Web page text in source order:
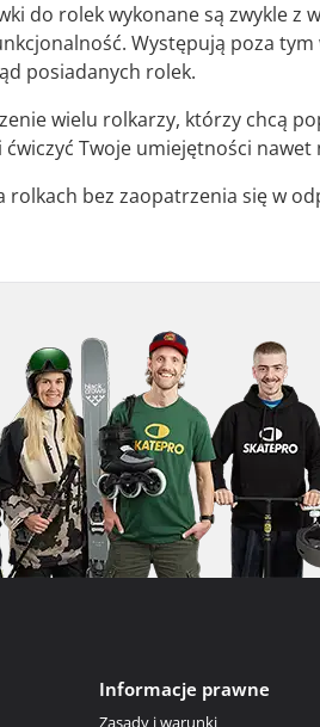
do rolek wykonane są zwykle z
Występują poza
posiadanych rolek.
wielu rolkarzy, którzy chcą
Twoje umiejętności
rolkach bez zaopatrzenia się w
Informacje prawne
Zasady i warunki